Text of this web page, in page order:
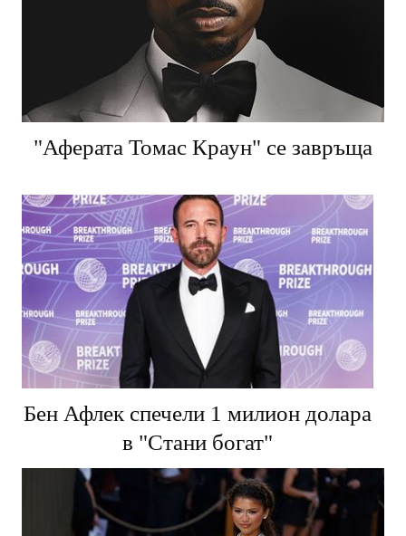
"Аферата Томас Краун" се завръща
Бен Афлек спечели 1 милион долара
в "Стани богат"